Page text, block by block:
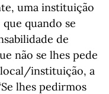
uma instituição
que quando se
de
não se lhes pede
instituição, a
lhes pedirmos